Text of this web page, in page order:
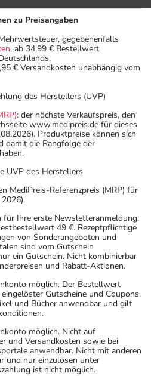
zu Preisangaben
gegebenenfalls
, ab 34,99 € Bestellwert
€ Versandkosten unabhängig vom
des Herstellers (UVP)
: der höchste Verkaufspreis, den
www.medipreis.de für dieses
Produktpreise können sich
damit die Rangfolge der
UVP des Herstellers
MediPreis-Referenzpreis (MRP) für
für Ihre erste Newsletteranmeldung.
49 €. Rezeptpflichtige
von Sonderangeboten und
sind vom Gutschein
ein Gutschein. Nicht kombinierbar
und Rabatt-Aktionen.
möglich. Der Bestellwert
Gutscheine und Coupons.
und Bücher anwendbar und gilt
möglich. Nicht auf
und Versandkosten sowie bei
anwendbar. Nicht mit anderen
und nur einzulösen unter
ist nicht möglich.